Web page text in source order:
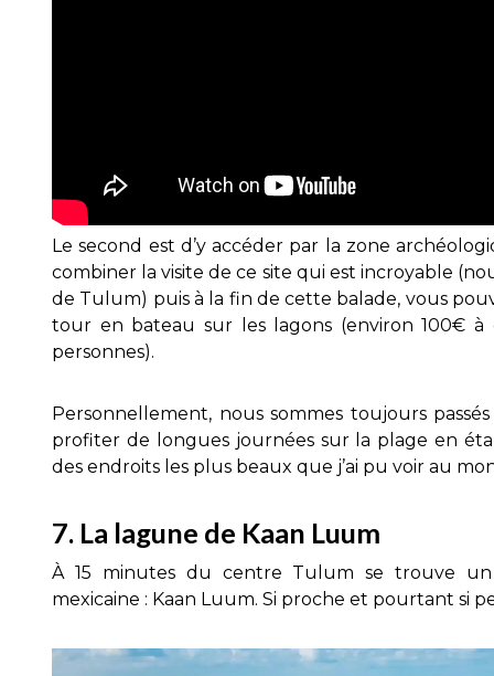
Le second est d’y accéder par la zone
combiner la visite de ce site qui est incroyable
de Tulum) puis à la fin de cette balade, vous
tour en bateau sur les lagons (environ 100€ à
personnes).
Personnellement, nous sommes toujours
profiter de longues journées sur la plage en
des endroits les plus beaux que j’ai pu voir au
7. La lagune de Kaan Luum
À 15 minutes du centre Tulum se trouve
mexicaine : Kaan Luum. Si proche et pourtant si